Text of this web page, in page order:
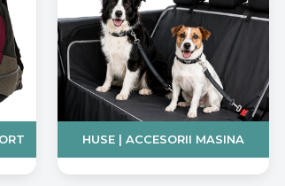
HUSE | ACCESORII MASINA